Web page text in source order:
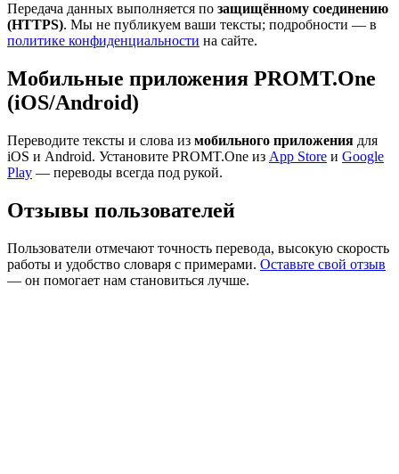
Передача данных выполняется по защищённому соединению
(HTTPS). Мы не публикуем ваши тексты; подробности — в
политике конфиденциальности на сайте.
Мобильные приложения PROMT.One
(iOS/Android)
Переводите тексты и слова из мобильного приложения для
iOS и Android. Установите PROMT.One из App Store и Google
Play — переводы всегда под рукой.
Отзывы пользователей
Пользователи отмечают точность перевода, высокую скорость
работы и удобство словаря с примерами. Оставьте свой отзыв
— он помогает нам становиться лучше.